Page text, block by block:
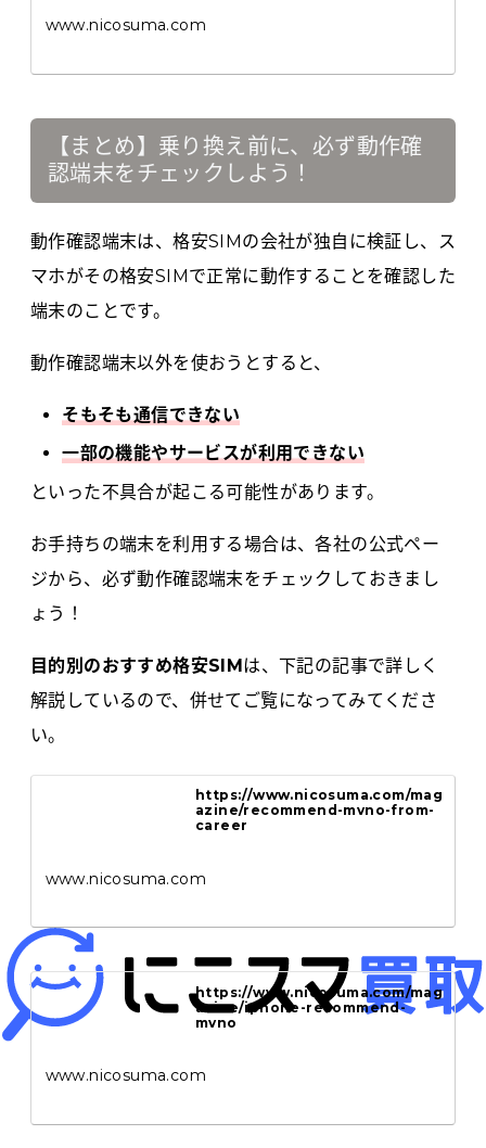
www.nicosuma.com
【まとめ】乗り換え前に、必ず動作確
認端末をチェックしよう！
動作確認端末は、格安SIMの会社が独自に検証し、ス
マホがその格安SIMで正常に動作することを確認した
端末のことです。
動作確認端末以外を使おうとすると、
そもそも通信できない
一部の機能やサービスが利用できない
といった不具合が起こる可能性があります。
お手持ちの端末を利用する場合は、各社の公式ペー
ジから、必ず動作確認端末をチェックしておきまし
ょう！
目的別のおすすめ格安SIMは、下記の記事で詳しく
解説しているので、併せてご覧になってみてくださ
い。
https://www.nicosuma.com/mag
azine/recommend-mvno-from-
career
www.nicosuma.com
https://www.nicosuma.com/mag
azine/iphone-recommend-
mvno
www.nicosuma.com